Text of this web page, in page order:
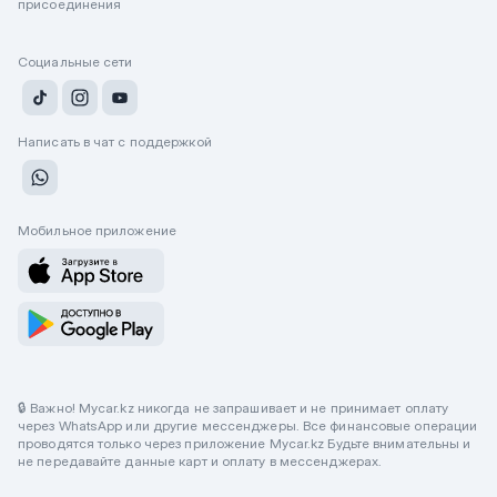
присоединения
Социальные сети
Написать в чат с поддержкой
Мобильное приложение
🔒 Важно! Mycar.kz никогда не запрашивает и не принимает оплату
через WhatsApp или другие мессенджеры. Все финансовые операции
проводятся только через приложение Mycar.kz Будьте внимательны и
не передавайте данные карт и оплату в мессенджерах.